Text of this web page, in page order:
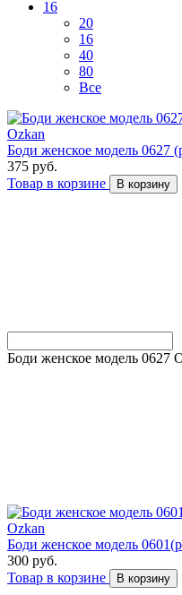
16
20
16
40
80
Все
Боди женское модель 0627
375 руб.
Товар в корзине
В корзину
Боди женское модель 0627
Боди женское модель
300 руб.
Товар в корзине
В корзину